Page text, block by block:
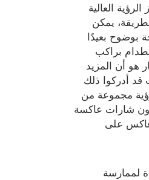
العالية
يمكن
بوضوح بعيدًا
براكب
هو أن المزيد
قد أدركوا ذلك
مجموعة من
شارات عاكسة
على
لممارسة